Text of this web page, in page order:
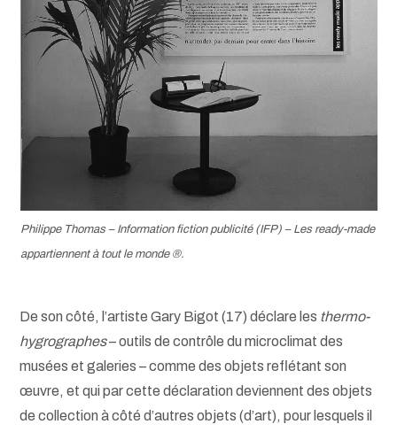
Philippe Thomas – Information fiction publicité (IFP) – Les ready-made
appartiennent à tout le monde ®.
De son côté, l’artiste Gary Bigot (17) déclare les thermo-
hygrographes– outils de contrôle du microclimat des
musées et galeries – comme des objets reflétant son
œuvre, et qui par cette déclaration deviennent des objets
de collection à côté d’autres objets (d’art), pour lesquels il